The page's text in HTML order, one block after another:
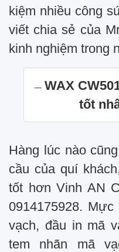
kiệm nhiều công
viết chia sẻ của
kinh nghiệm trong
WAX
tốt
Hàng lúc nào
cầu của quí
tốt hơn Vinh AN
0914175928. Mực
vạch, đầu in mã
tem nhãn mã